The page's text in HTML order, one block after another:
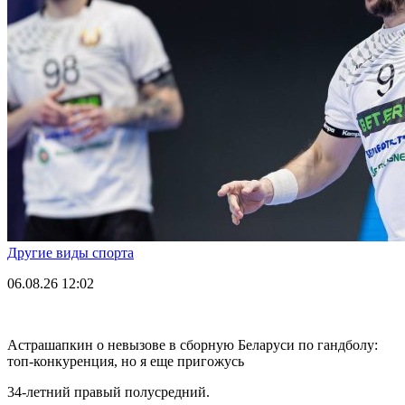
Другие виды спорта
06.08.26 12:02
Астрашапкин о невызове в сборную Беларуси по гандболу:
топ-конкуренция, но я еще пригожусь
34-летний правый полусредний.